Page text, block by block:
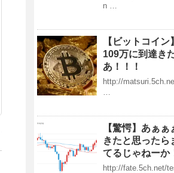
n …
【ビットコイ
109万に到達き
あ！！！
http://
…
【驚愕】あぁ
きたと思ったら
てるじゃねーか
http://fate.5ch.net/